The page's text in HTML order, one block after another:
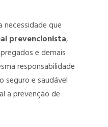
que
prevencionista,
e demais
responsabilidade
seguro e saudável
a prevenção de